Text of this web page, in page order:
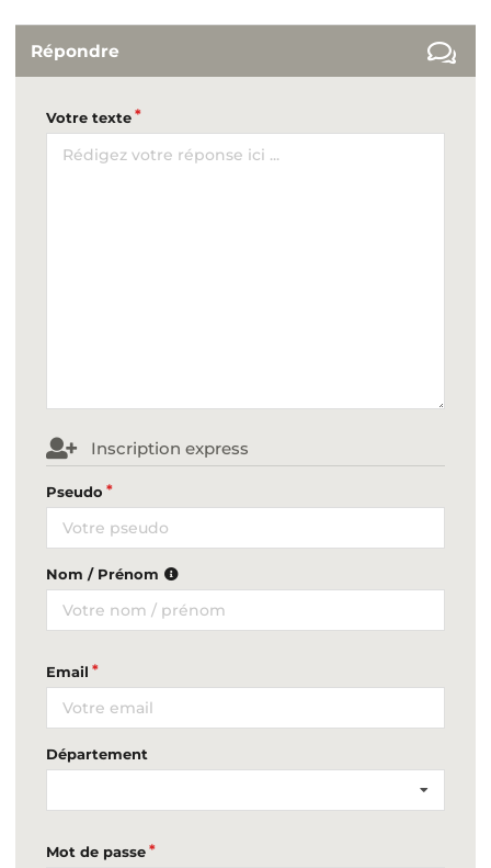
Répondre
Votre texte
Inscription express
Pseudo
Nom / Prénom
Email
Département
Mot de passe